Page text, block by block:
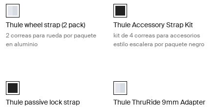
aluminium (selected)
Thule wheel strap (2 pack)
2 correas para rueda por paquete
en aluminio
Thule Accessory Strap Kit Negro
Thule Accessory Strap Kit
kit de 4 correas para accesorios
estilo escalera por paquete negro
Thule passive lock strap Negro (selected)
Thule passive lock strap
aluminium (selected)
Thule ThruRide 9mm Adapter